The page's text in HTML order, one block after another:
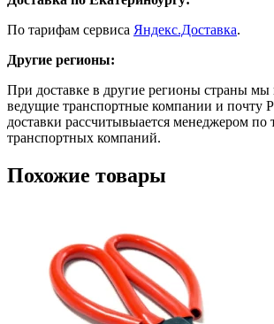
По тарифам сервиса Яндекс.Доставка.
Другие регионы:
При доставке в другие регионы страны мы
ведущие транспортные компании и почту
доставки рассчитывыается менеджером по
транспортных компаний.
Похожие товары